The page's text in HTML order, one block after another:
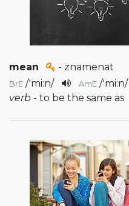
mean - znamenat
BrE /'mi:n/ AmE /'mi:n/
verb - to be the same as